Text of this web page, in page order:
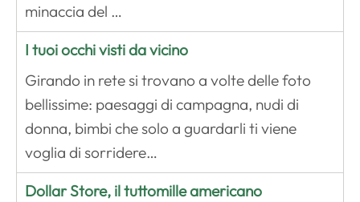
minaccia del …
I tuoi occhi visti da vicino
Girando in rete si trovano a volte delle foto
bellissime: paesaggi di campagna, nudi di
donna, bimbi che solo a guardarli ti viene
voglia di sorridere…
Dollar Store, il tuttomille americano